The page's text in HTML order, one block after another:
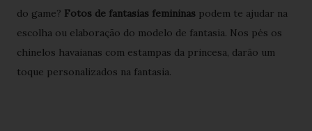
do game? Fotos de fantasias femininas podem te ajudar na
escolha ou elaboração do modelo de fantasia. Nos pés os
chinelos havaianas com estampas da princesa, darão um
toque personalizados na fantasia.